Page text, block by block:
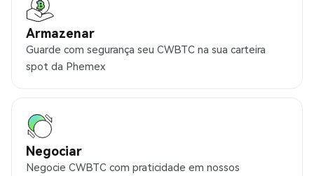
Armazenar
Guarde com segurança seu CWBTC na sua carteira
spot da Phemex
Negociar
Negocie CWBTC com praticidade em nossos